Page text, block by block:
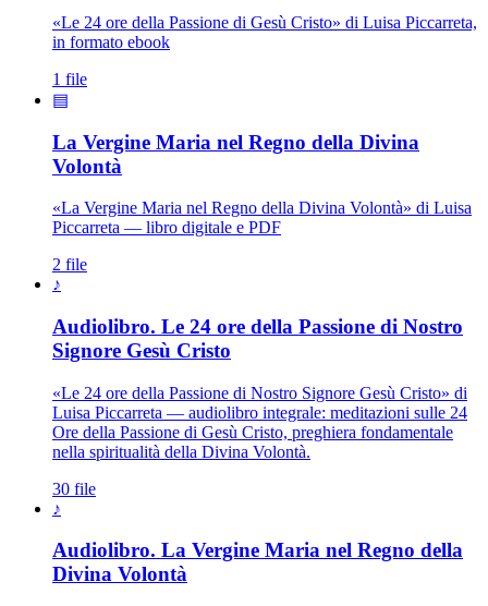
«Le 24 ore della Passione di Gesù Cristo» di Luisa Piccarreta,
in formato ebook
1 file
▤
La Vergine Maria nel Regno della Divina
Volontà
«La Vergine Maria nel Regno della Divina Volontà» di Luisa
Piccarreta — libro digitale e PDF
2 file
♪
Audiolibro. Le 24 ore della Passione di Nostro
Signore Gesù Cristo
«Le 24 ore della Passione di Nostro Signore Gesù Cristo» di
Luisa Piccarreta — audiolibro integrale: meditazioni sulle 24
Ore della Passione di Gesù Cristo, preghiera fondamentale
nella spiritualità della Divina Volontà.
30 file
♪
Audiolibro. La Vergine Maria nel Regno della
Divina Volontà